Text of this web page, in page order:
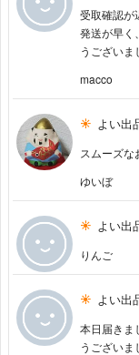
受取確認が
発送が早く
うございま
macco
よい出
スムーズな
ゆいぼ
よい出
りんご
よい出
本日届きま
うございま